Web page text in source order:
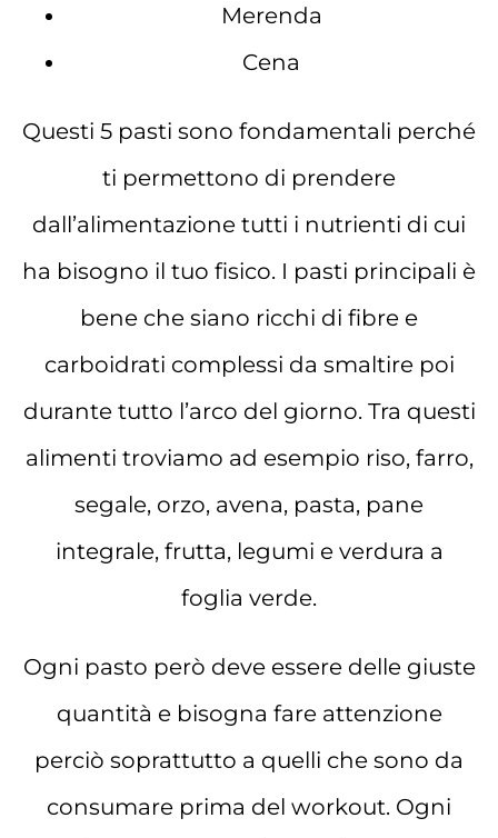
Merenda
Cena
Questi 5 pasti sono fondamentali perché
ti permettono di prendere
dall’alimentazione tutti i nutrienti di cui
ha bisogno il tuo fisico. I pasti principali è
bene che siano ricchi di fibre e
carboidrati complessi da smaltire poi
durante tutto l’arco del giorno. Tra questi
alimenti troviamo ad esempio riso, farro,
segale, orzo, avena, pasta, pane
integrale, frutta, legumi e verdura a
foglia verde.
Ogni pasto però deve essere delle giuste
quantità e bisogna fare attenzione
perciò soprattutto a quelli che sono da
consumare prima del workout. Ogni